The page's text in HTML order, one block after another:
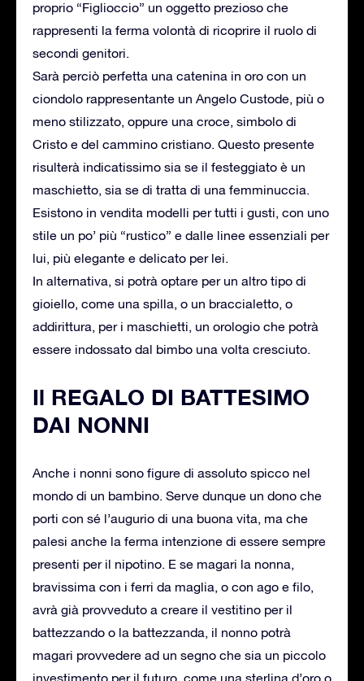
proprio “Figlioccio” un oggetto prezioso che
rappresenti la ferma volontà di ricoprire il ruolo di
secondi genitori.
Sarà perciò perfetta una catenina in oro con un
ciondolo rappresentante un Angelo Custode, più o
meno stilizzato, oppure una croce, simbolo di
Cristo e del cammino cristiano. Questo presente
risulterà indicatissimo sia se il festeggiato è un
maschietto, sia se di tratta di una femminuccia.
Esistono in vendita modelli per tutti i gusti, con uno
stile un po’ più “rustico” e dalle linee essenziali per
lui, più elegante e delicato per lei.
In alternativa, si potrà optare per un altro tipo di
gioiello, come una spilla, o un braccialetto, o
addirittura, per i maschietti, un orologio che potrà
essere indossato dal bimbo una volta cresciuto.
Il REGALO DI BATTESIMO
DAI NONNI
Anche i nonni sono figure di assoluto spicco nel
mondo di un bambino. Serve dunque un dono che
porti con sé l’augurio di una buona vita, ma che
palesi anche la ferma intenzione di essere sempre
presenti per il nipotino. E se magari la nonna,
bravissima con i ferri da maglia, o con ago e filo,
avrà già provveduto a creare il vestitino per il
battezzando o la battezzanda, il nonno potrà
magari provvedere ad un segno che sia un piccolo
investimento per il futuro, come una sterlina d’oro o